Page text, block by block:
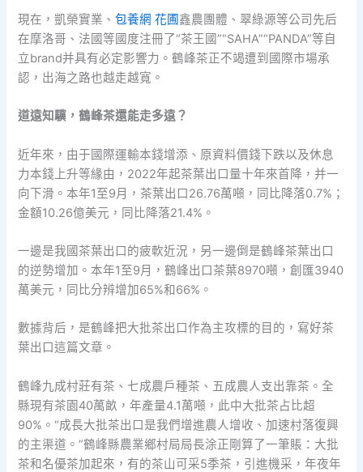
現在，凱榮實業、包養網 花圃鑫農團體、翠綠源等公司先后
在摩洛哥、法國等國度注冊了“茶王國”“SAHA”“PANDA”等自
立brand并具有必定影響力。鶴峰茶正不竭遭到國際市場承
認，出海之路也越走越寬。
道遠知驥，鶴峰茶還能走多遠？
近年來，由于國際運輸本錢增添、原資料價錢下跌以及休息
力本錢上升等緣由，2022年起茶葉出口量十年來首降，并一
向下滑。本年1至9月，茶葉出口26.76萬噸，同比降落0.7%；
金額10.26億美元，同比降落21.4%。
一邊是我國茶葉出口的疲軟近況，另一邊倒是鶴峰茶葉出口
的逆勢增加。本年1至9月，鶴峰出口茶葉8970噸，創匯3940
萬美元，同比分辨增加65%和66%。
數據背后，是鶴峰把大批茶出口作為主攻標的目的，寫好茶
葉出口這篇文章。
鶴峰九成村莊有茶、七成農戶種茶、五成農人支出靠茶。全
縣現有茶園40萬畝，年產量4.1萬噸，此中大批茶占比超
90%。“成長大批茶出口是我們增進農人增收、加速村落復興
的主渠道。”鶴峰縣農業鄉村局局長涂正剛算了一筆賬：大批
茶和名優茶加起來，有的茶山可采5季茶，引進機采，年夜年